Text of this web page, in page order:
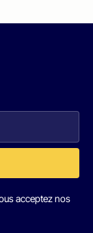
acceptez nos